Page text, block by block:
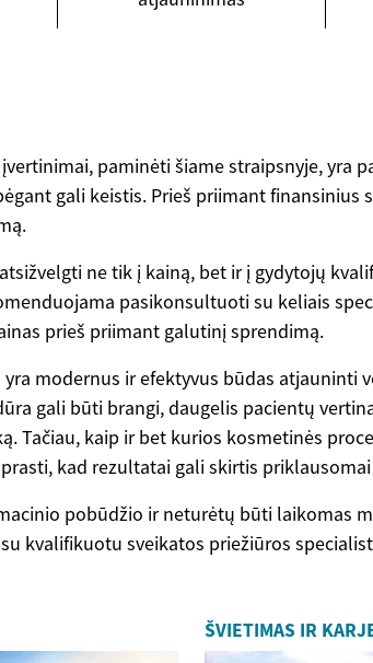
paminėti šiame straipsnyje, yra
gali keistis. Prieš priimant finansinius
ne tik į kainą, bet ir į gydytojų
pasikonsultuoti su keliais
prieš priimant galutinį sprendimą.
modernus ir efektyvus būdas atjauninti
gali būti brangi, daugelis pacientų
Tačiau, kaip ir bet kurios kosmetinės
kad rezultatai gali skirtis
pobūdžio ir neturėtų būti laikomas
kvalifikuotu sveikatos priežiūros
ŠVIETIMAS IR